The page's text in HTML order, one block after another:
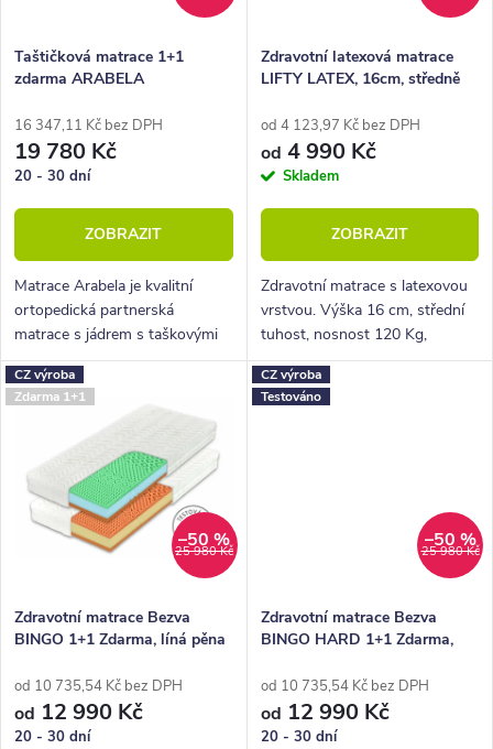
o
d
u
k
t
ů
r
o
d
u
k
t
ů
Taštičková matrace 1+1
zdarma ARABELA
16 347,11 Kč bez DPH
19 780 Kč
20 - 30 dní
ZOBRAZIT
Matrace Arabela je kvalitní
ortopedická partnerská
matrace s jádrem s taškovými
pružinami a odolným pratelným
potahem.
Zdravotní latexová matrace
LIFTY LATEX, 16cm, středně
od 4 123,97 Kč bez DPH
od 4 990 Kč
Skladem
ZOBRAZIT
Zdravotní matrace s latexovou
vrstvou. Výška 16 cm, střední
tuhost, nosnost 120 Kg,
antialergický potah.
CZ výroba
Zdarma 1+1
25 980 Kč
–50 %
Zdravotní matrace Bezva
BINGO 1+1 Zdarma, líná pěna
od 10 735,54 Kč bez DPH
od 12 990 Kč
20 - 30 dní
CZ výroba
Testováno
25 980 Kč
–50 %
Zdravotní matrace Bezva
BINGO HARD 1+1 Zdarma,
od 10 735,54 Kč bez DPH
od 12 990 Kč
20 - 30 dní